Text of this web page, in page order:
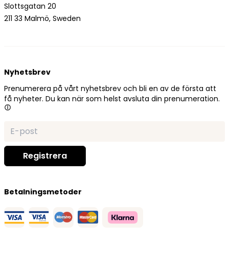
Slottsgatan 20
211 33 Malmö, Sweden
Nyhetsbrev
Prenumerera på vårt nyhetsbrev och bli en av de första att
få nyheter. Du kan när som helst avsluta din prenumeration.
Betalningsmetoder